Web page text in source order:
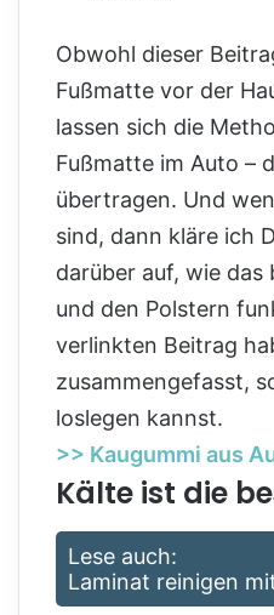
Obwohl dieser
Fußmatte vor der
lassen sich die
Fußmatte im Auto –
übertragen. Und
sind, dann kläre ich
darüber auf, wie das
und den Polstern
verlinkten Beitrag
zusammengefasst,
loslegen kannst.
>> Kaugummi aus
Kälte ist die
Lese auch:
Laminat reinigen